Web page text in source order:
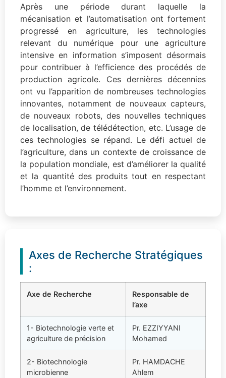
Après une période durant laquelle la
mécanisation et l’automatisation ont fortement
progressé en agriculture, les technologies
relevant du numérique pour une agriculture
intensive en information s’imposent désormais
pour contribuer à l’efficience des procédés de
production agricole. Ces dernières décennies
ont vu l’apparition de nombreuses technologies
innovantes, notamment de nouveaux capteurs,
de nouveaux robots, des nouvelles techniques
de localisation, de télédétection, etc. L’usage de
ces technologies se répand. Le défi actuel de
l’agriculture, dans un contexte de croissance de
la population mondiale, est d’améliorer la qualité
et la quantité des produits tout en respectant
l’homme et l’environnement.
Axes de Recherche Stratégiques
:
Axe de Recherche
Responsable de
l’axe
1- Biotechnologie verte et
agriculture de précision
Pr. EZZIYYANI
Mohamed
2- Biotechnologie
microbienne
Pr. HAMDACHE
Ahlem